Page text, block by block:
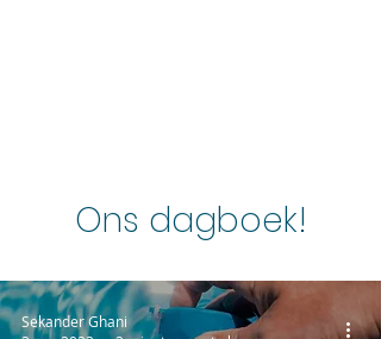
Ons dagboek!
Sekander Ghani